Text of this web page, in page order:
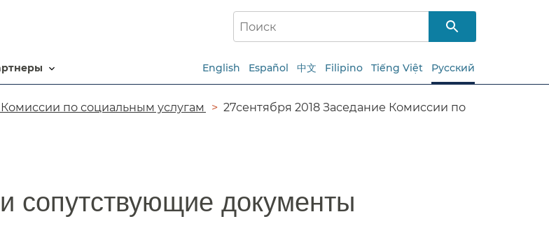
English Español 中文 Filipino Tiếng Việt Русский
Комиссии по социальным услугам​​
27сентября 2018 Заседание Комиссии по
сопутствующие документы​​